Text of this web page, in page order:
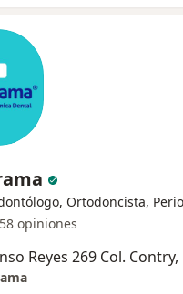
Ortodoncista,
58 opiniones